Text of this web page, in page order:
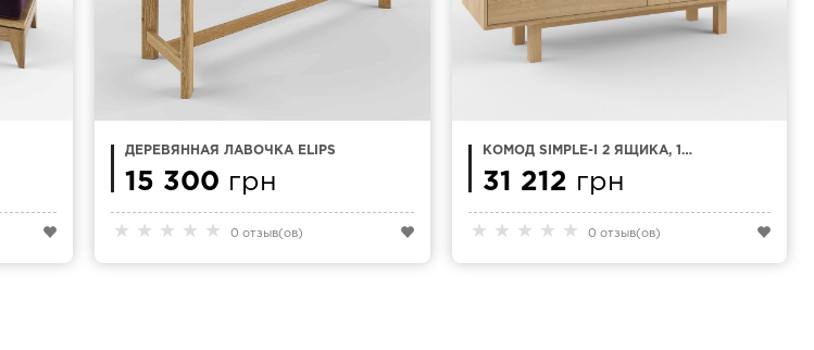
★ ★ ★ ★ ★ 0 отзыв(ов)
ДЕРЕВЯННАЯ ЛАВОЧКА ELIPS
15 300 грн
★ ★ ★ ★ ★ 0 отзыв(ов)
КОМОД SIMPLE-I 2 ЯЩИКА, 1
31 212 грн